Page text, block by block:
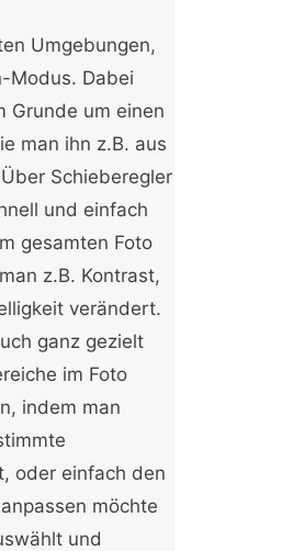
Umgebungen,
Modus. Dabei
Grunde um einen
man ihn z.B. aus
Schieberegler
und einfach
gesamten Foto
z.B. Kontrast,
verändert.
ganz gezielt
im Foto
indem man
oder einfach den
möchte
und